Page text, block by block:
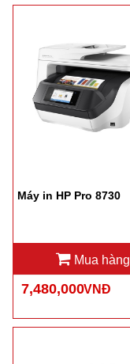
Máy in HP Pro 8730
Mua hàng
7,480,000VNĐ